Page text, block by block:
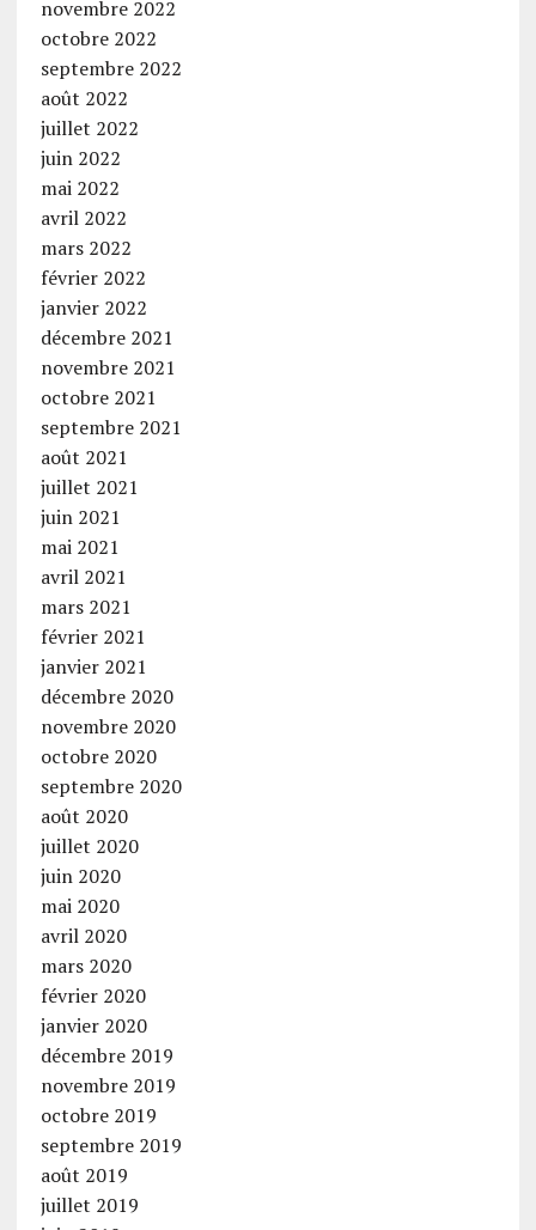
novembre 2022
octobre 2022
septembre 2022
août 2022
juillet 2022
juin 2022
mai 2022
avril 2022
mars 2022
février 2022
janvier 2022
décembre 2021
novembre 2021
octobre 2021
septembre 2021
août 2021
juillet 2021
juin 2021
mai 2021
avril 2021
mars 2021
février 2021
janvier 2021
décembre 2020
novembre 2020
octobre 2020
septembre 2020
août 2020
juillet 2020
juin 2020
mai 2020
avril 2020
mars 2020
février 2020
janvier 2020
décembre 2019
novembre 2019
octobre 2019
septembre 2019
août 2019
juillet 2019